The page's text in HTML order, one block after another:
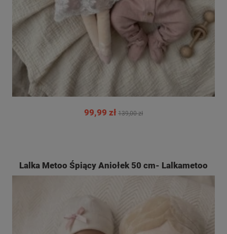
99,99 zł 139,00 zł
Lalka Metoo Śpiący Aniołek 50 cm- Lalkametoo